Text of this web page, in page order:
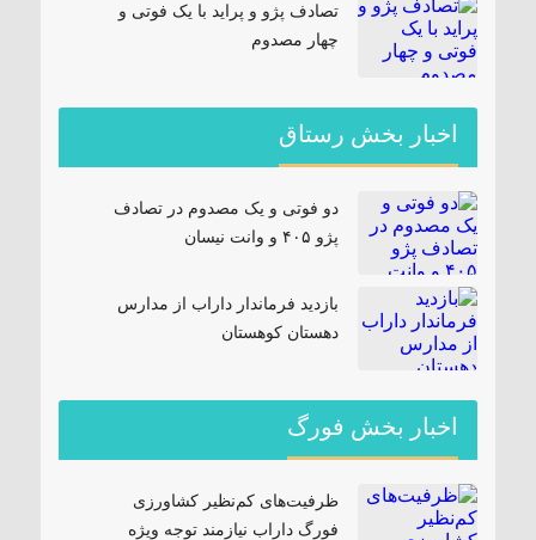
تصادف پژو و پراید با یک فوتی و
چهار مصدوم
اخبار بخش رستاق
دو فوتی و یک مصدوم در تصادف
پژو ۴۰۵ و وانت نیسان
بازدید فرماندار داراب از مدارس
دهستان کوهستان
اخبار بخش فورگ
ظرفیت‌های کم‌نظیر کشاورزی
فورگ داراب نیازمند توجه ویژه